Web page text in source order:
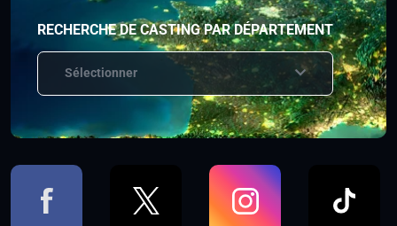
RECHERCHE DE CASTING PAR DÉPARTEMENT
Sélectionner